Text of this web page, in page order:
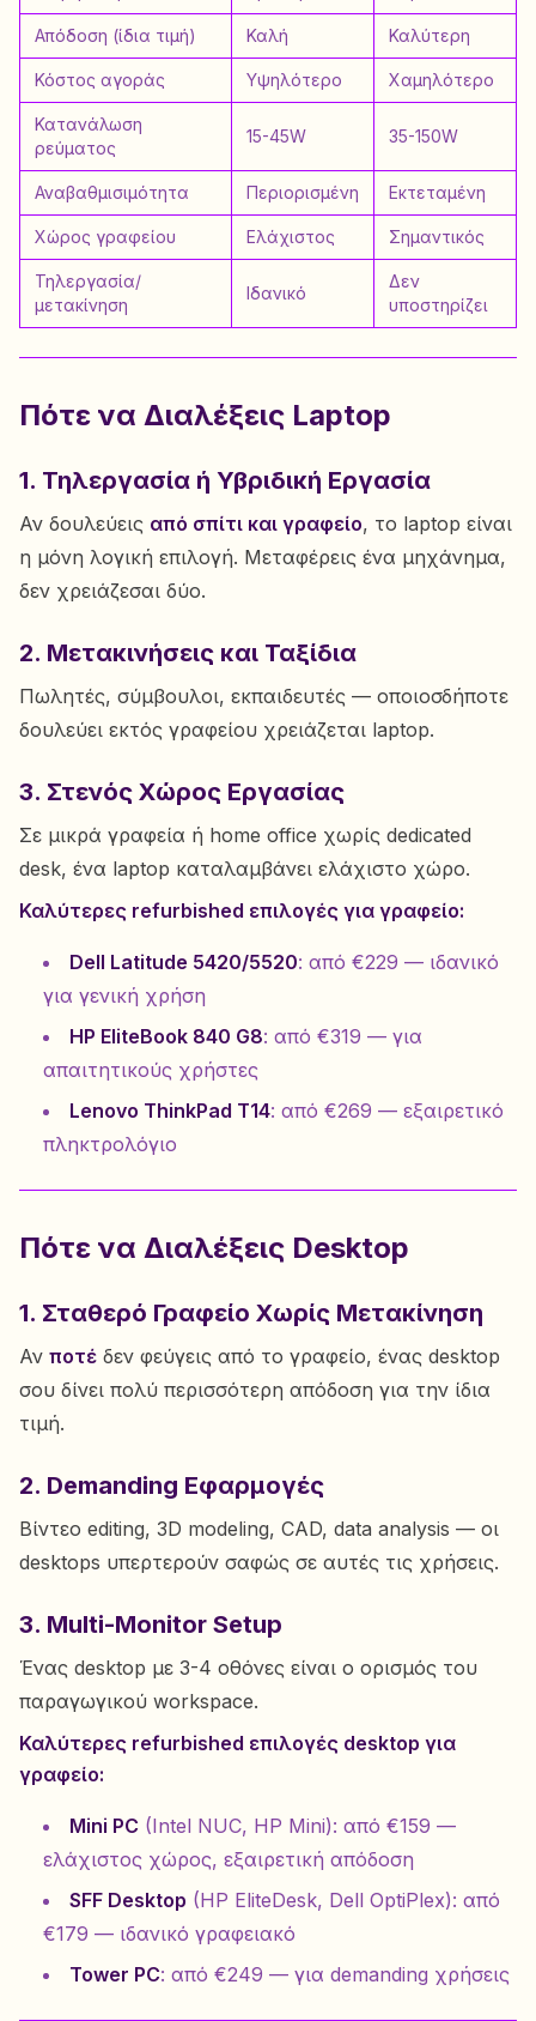
Απόδοση (ίδια τιμή) Καλή Καλύτερη
Κόστος αγοράς Υψηλότερο Χαμηλότερο
Κατανάλωση
ρεύματος
15-45W 35-150W
Αναβαθμισιμότητα Περιορισμένη Εκτεταμένη
Χώρος γραφείου Ελάχιστος Σημαντικός
Τηλεργασία/
μετακίνηση
Ιδανικό
Δεν
υποστηρίζει
Πότε να Διαλέξεις Laptop
1. Τηλεργασία ή Υβριδική Εργασία
Αν δουλεύεις από σπίτι και γραφείο, το laptop είναι
η μόνη λογική επιλογή. Μεταφέρεις ένα μηχάνημα,
δεν χρειάζεσαι δύο.
2. Μετακινήσεις και Ταξίδια
Πωλητές, σύμβουλοι, εκπαιδευτές — οποιοσδήποτε
δουλεύει εκτός γραφείου χρειάζεται laptop.
3. Στενός Χώρος Εργασίας
Σε μικρά γραφεία ή home office χωρίς dedicated
desk, ένα laptop καταλαμβάνει ελάχιστο χώρο.
Καλύτερες refurbished επιλογές για γραφείο:
Dell Latitude 5420/5520: από €229 — ιδανικό
για γενική χρήση
HP EliteBook 840 G8: από €319 — για
απαιτητικούς χρήστες
Lenovo ThinkPad T14: από €269 — εξαιρετικό
πληκτρολόγιο
Πότε να Διαλέξεις Desktop
1. Σταθερό Γραφείο Χωρίς Μετακίνηση
Αν ποτέ δεν φεύγεις από το γραφείο, ένας desktop
σου δίνει πολύ περισσότερη απόδοση για την ίδια
τιμή.
2. Demanding Εφαρμογές
Βίντεο editing, 3D modeling, CAD, data analysis — οι
desktops υπερτερούν σαφώς σε αυτές τις χρήσεις.
3. Multi-Monitor Setup
Ένας desktop με 3-4 οθόνες είναι ο ορισμός του
παραγωγικού workspace.
Καλύτερες refurbished επιλογές desktop για
γραφείο:
Mini PC (Intel NUC, HP Mini): από €159 —
ελάχιστος χώρος, εξαιρετική απόδοση
SFF Desktop (HP EliteDesk, Dell OptiPlex): από
€179 — ιδανικό γραφειακό
Tower PC: από €249 — για demanding χρήσεις